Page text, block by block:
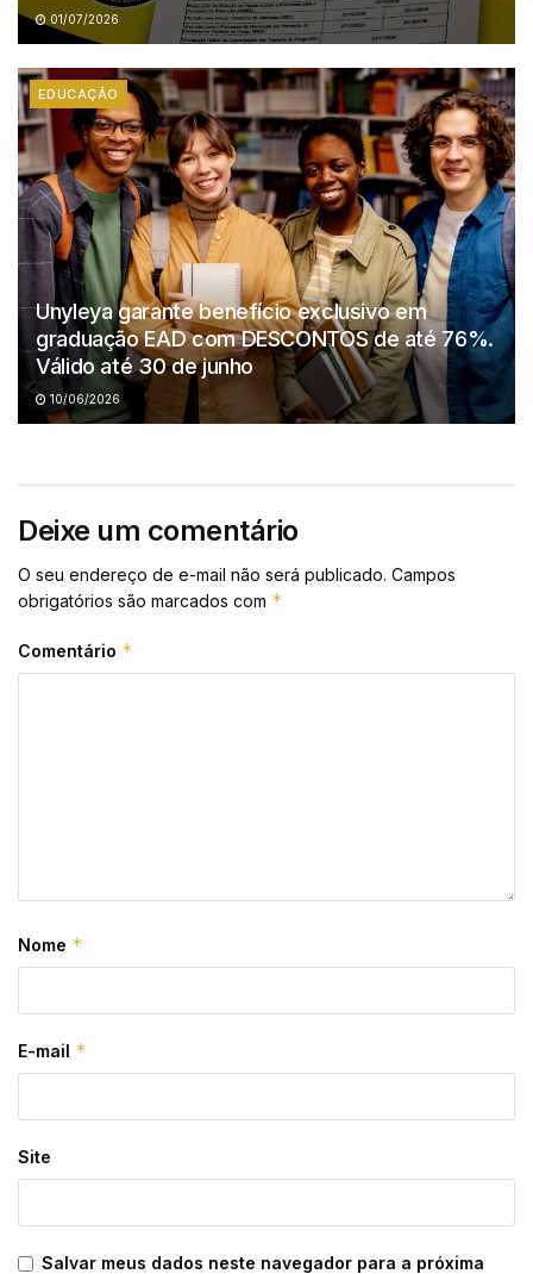
01/07/2026
EDUCAÇÃO
Unyleya garante benefício exclusivo em
graduação EAD com DESCONTOS de até 76%.
Válido até 30 de junho
10/06/2026
Deixe um comentário
O seu endereço de e-mail não será publicado. Campos
obrigatórios são marcados com *
Comentário *
Nome *
E-mail *
Site
Salvar meus dados neste navegador para a próxima